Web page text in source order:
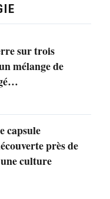
sur trois
mélange de
capsule
près de
culture